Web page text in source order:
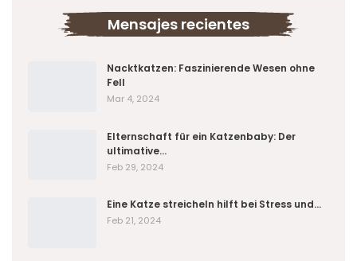
Mensajes recientes
Nacktkatzen: Faszinierende Wesen ohne
Fell
Mar 4, 2024
Elternschaft für ein Katzenbaby: Der
ultimative…
Feb 29, 2024
Eine Katze streicheln hilft bei Stress und…
Feb 21, 2024